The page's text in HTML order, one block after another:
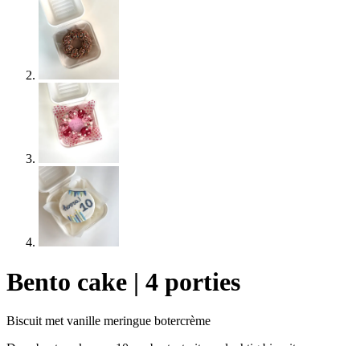
Bento cake | 4 porties
Biscuit met vanille meringue botercrème